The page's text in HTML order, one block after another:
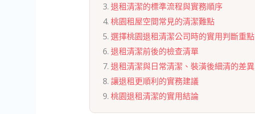
退租清潔的標準流程與實務順序
桃園租屋空間常見的清潔難點
選擇桃園退租清潔公司時的實用判斷重點
退租清潔前後的檢查清單
退租清潔與日常清潔、裝潢後細清的差異
讓退租更順利的實務建議
桃園退租清潔的實用結論